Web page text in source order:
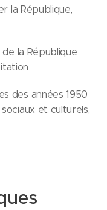
la République,
de la République
des années 1950
et culturels,